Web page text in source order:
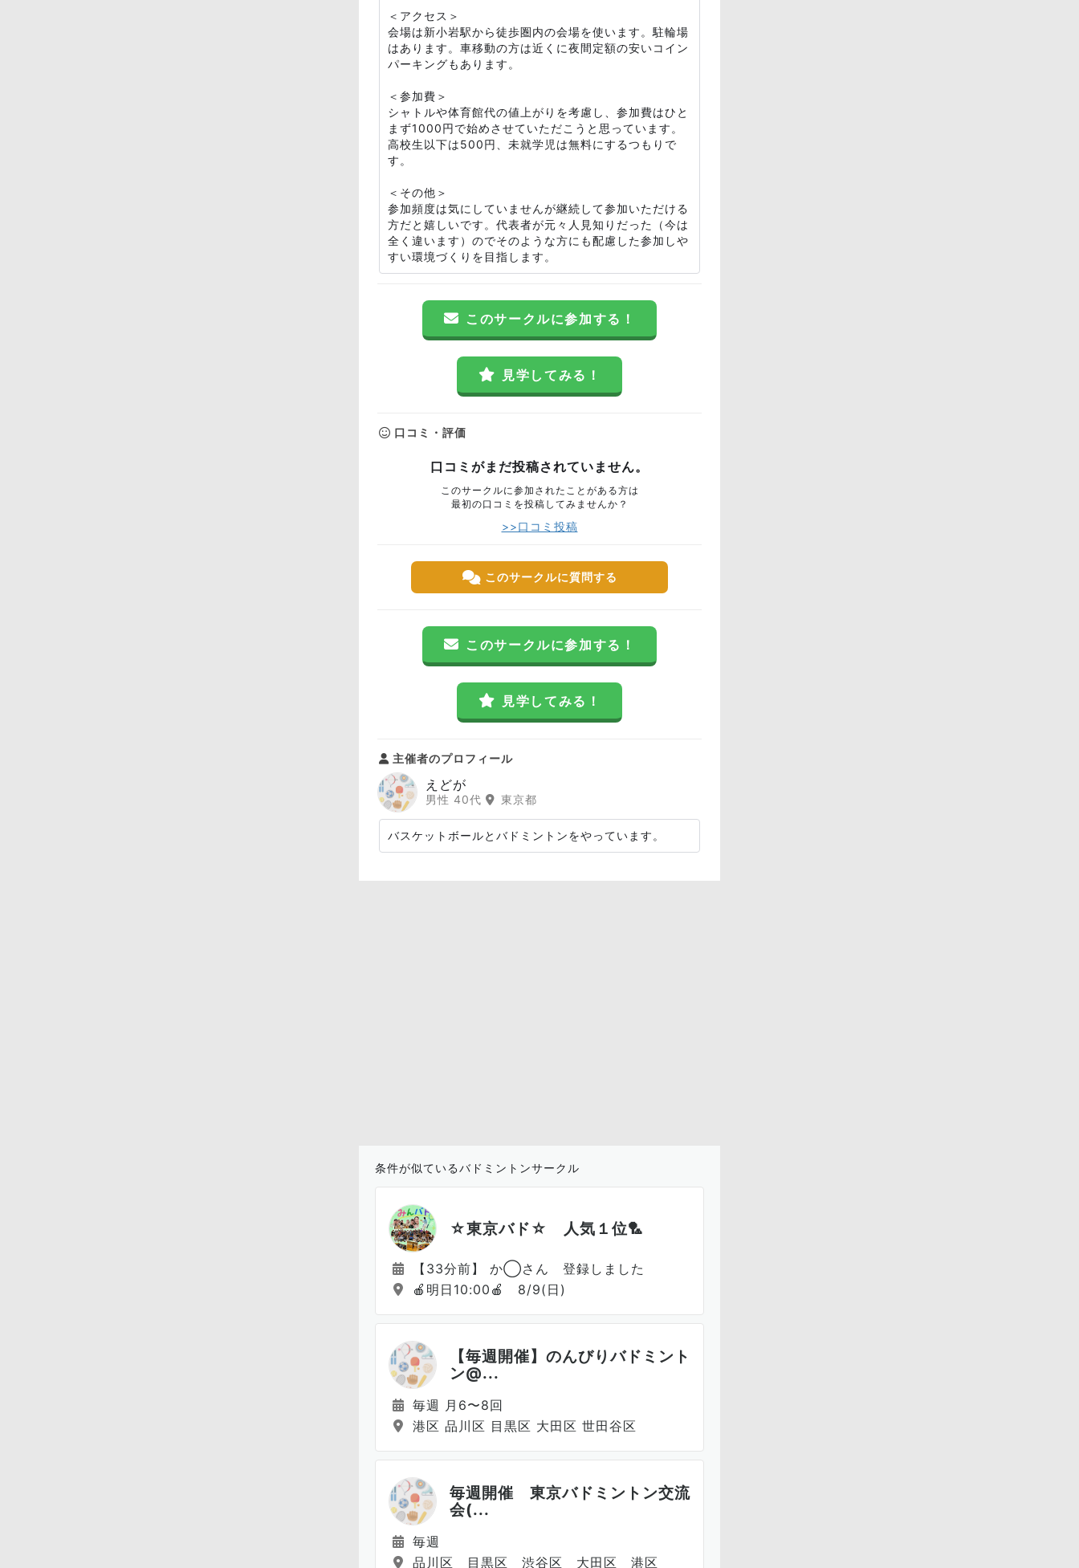
＜アクセス＞
会場は新小岩駅から徒歩圏内の会場を使います。駐輪場
はあります。車移動の方は近くに夜間定額の安いコイン
パーキングもあります。
＜参加費＞
シャトルや体育館代の値上がりを考慮し、参加費はひと
まず1000円で始めさせていただこうと思っています。
高校生以下は500円、未就学児は無料にするつもりで
す。
＜その他＞
参加頻度は気にしていませんが継続して参加いただける
方だと嬉しいです。代表者が元々人見知りだった（今は
全く違います）のでそのような方にも配慮した参加しや
すい環境づくりを目指します。
このサークルに参加する！
見学してみる！
口コミ・評価
口コミがまだ投稿されていません。
このサークルに参加されたことがある方は
最初の口コミを投稿してみませんか？
>>口コミ投稿
このサークルに質問する
このサークルに参加する！
見学してみる！
主催者のプロフィール
えどが
男性 40代 東京都
バスケットボールとバドミントンをやっています。
条件が似ているバドミントンサークル
☆東京バド☆ 人気１位🏸
【33分前】 か◯さん 登録しました
🍎明日10:00🍎 8/9(日)
【毎週開催】のんびりバドミント
ン@...
毎週 月6〜8回
港区 品川区 目黒区 大田区 世田谷区
毎週開催 東京バドミントン交流
会(...
毎週
品川区 目黒区 渋谷区 大田区 港区